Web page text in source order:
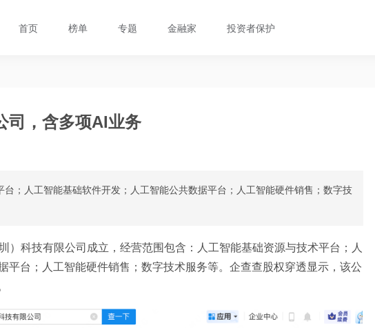
首页 榜单 专题 金融家 投资者保护
司，含多项AI业务
；人工智能基础软件开发；人工智能公共数据平台；人工智能硬件销售；数字技
）科技有限公司成立，经营范围包含：人工智能基础资源与技术平台；人
平台；人工智能硬件销售；数字技术服务等。企查查股权穿透显示，该公